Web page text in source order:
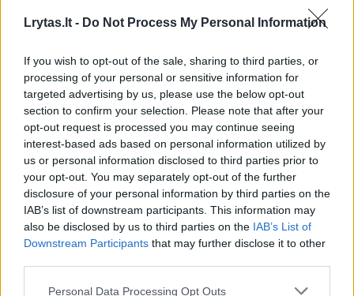
Lrytas.lt - Do Not Process My Personal Information
If you wish to opt-out of the sale, sharing to third parties, or
processing of your personal or sensitive information for
targeted advertising by us, please use the below opt-out
section to confirm your selection. Please note that after your
opt-out request is processed you may continue seeing
interest-based ads based on personal information utilized by
us or personal information disclosed to third parties prior to
your opt-out. You may separately opt-out of the further
disclosure of your personal information by third parties on the
IAB’s list of downstream participants. This information may
also be disclosed by us to third parties on the IAB’s List of
Downstream Participants that may further disclose it to other
Personal Data Processing Opt Outs
00:01:31
Pamatykite atsisveikinimo su K. Prunskiene akimirkas:
amžinojo poilsio ji atguls Antakalnio kapinėse
Žinios | Lietuvos diena
Visi įrašai
Žiūrimiausi įrašai
Pateikė daugiau detalių apie iš tėvų paimtus šešis
Žinios Lietuvos diena